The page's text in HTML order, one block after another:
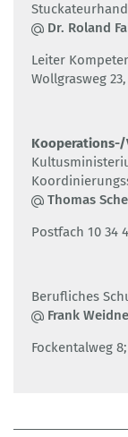
Dr. Roland
Leiter
Wollgrasweg
Thomas
Postfach 10 34
Berufliches
Frank
Fockentalweg